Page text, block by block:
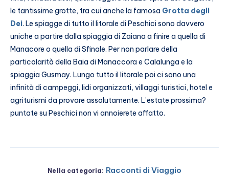
le tantissime grotte, tra cui anche la famosa Grotta degli
Dei. Le spiagge di tutto il litorale di Peschici sono davvero
uniche a partire dalla spiaggia di Zaiana a finire a quella di
Manacore o quella di Sfinale. Per non parlare della
particolarità della Baia di Manaccora e Calalunga e la
spiaggia Gusmay. Lungo tutto il litorale poi ci sono una
infinità di campeggi, lidi organizzati, villaggi turistici, hotel e
agriturismi da provare assolutamente. L’estate prossima?
puntate su Peschici non vi annoierete affatto.
Nella categoria: Racconti di Viaggio